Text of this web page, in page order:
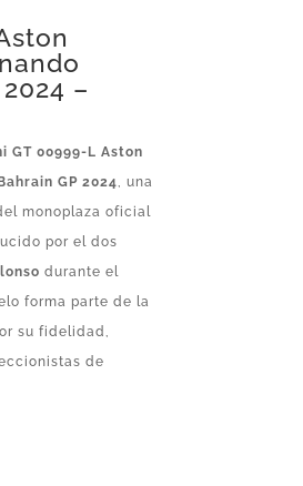
–
GT 00999-L Aston
GP 2024, una
monoplaza oficial
por el dos
durante el
forma parte de la
su fidelidad,
de